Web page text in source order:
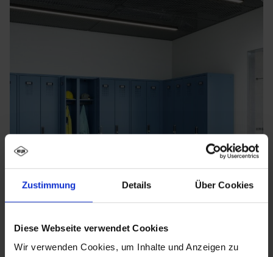
Zustimmung Details Über Cookies
Diese Webseite verwendet Cookies
Wir verwenden Cookies, um Inhalte und Anzeigen zu